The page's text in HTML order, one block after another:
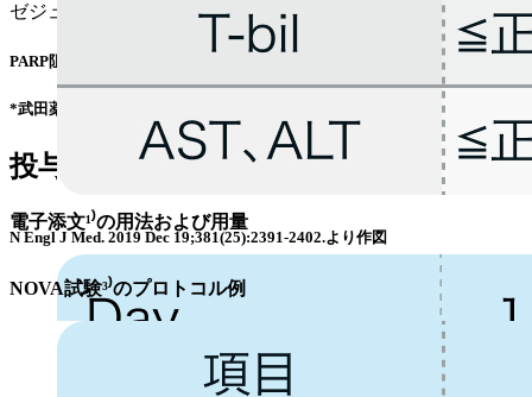
N Engl J Med. 2019 Dec 19;381(25):2391-2402.より作図
NOVA試験³⁾のプロトコル例
ゼジューラ® ( 添付文書/適正使用の手引き
PARP阻害薬 ニラパリブトシル酸塩水和物錠
*武田薬品工業株式会社の外部サイトへ遷移します
投与スケジュール
電子添文¹⁾の用法および用量